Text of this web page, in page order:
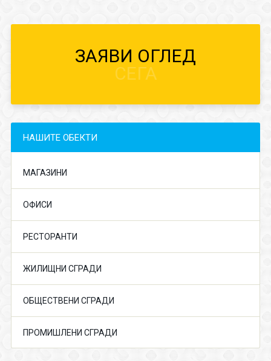
ЗАЯВИ ОГЛЕД
СЕГА
НАШИТЕ ОБЕКТИ
МАГАЗИНИ
ОФИСИ
РЕСТОРАНТИ
ЖИЛИЩНИ СГРАДИ
ОБЩЕСТВЕНИ СГРАДИ
ПРОМИШЛЕНИ СГРАДИ